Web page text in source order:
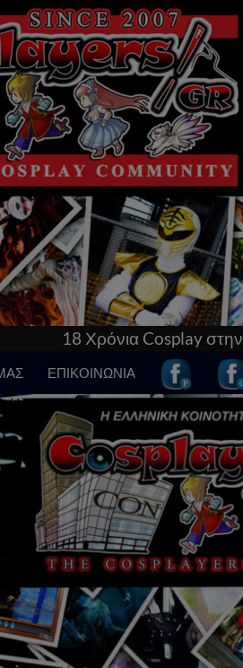
στην Ελλάδα! Γνώρισε τα
ΕΠΙΚΟΙΝΩΝΙΑ